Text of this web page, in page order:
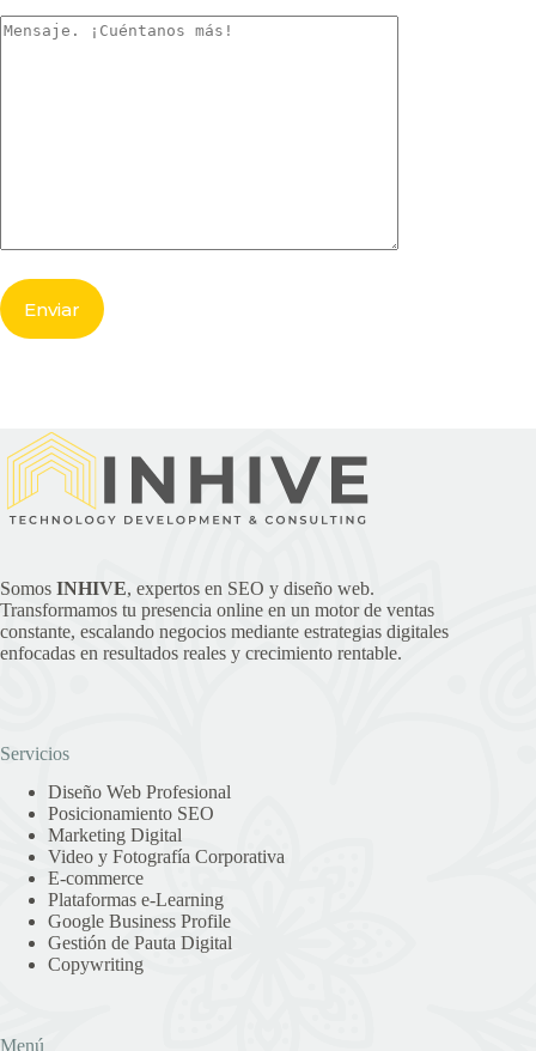
Somos INHIVE, expertos en SEO y diseño web.
Transformamos tu presencia online en un motor de ventas
constante, escalando negocios mediante estrategias digitales
enfocadas en resultados reales y crecimiento rentable.
Servicios
Diseño Web Profesional
Posicionamiento SEO
Marketing Digital
Video y Fotografía Corporativa
E-commerce
Plataformas e-Learning
Google Business Profile
Gestión de Pauta Digital
Copywriting
Menú